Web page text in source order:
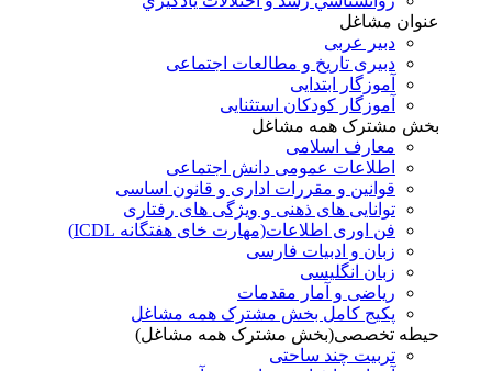
عنوان مشاغل
دبير عربی
دبیری تاریخ و مطالعات اجتماعی
آموزگار ابتدایی
آموزگار کودکان استثنایی
بخش مشترک همه مشاغل
معارف اسلامی
اطلاعات عمومی دانش اجتماعی
قوانین و مقررات اداری و قانون اساسی
توانایی های ذهنی و ویژگی های رفتاری
فن اوری اطلاعات(مهارت خای هفتگانه ICDL)
زبان و ادبیات فارسی
زبان انگلیسی
ریاضی و آمار مقدمات
پکیج کامل بخش مشترک همه مشاغل
حیطه تخصصی(بخش مشترک همه مشاغل)
تربیت چند ساحتی